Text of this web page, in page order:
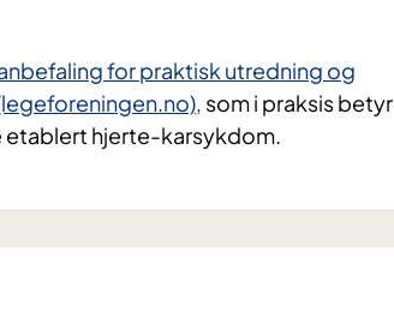
for praktisk utredning og
som i praksis betyr
hjerte-karsykdom.